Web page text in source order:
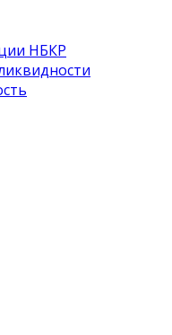
НБКР